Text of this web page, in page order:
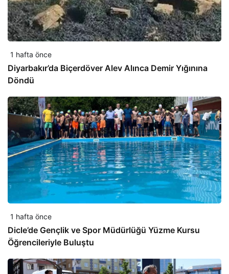
1 hafta önce
Diyarbakır’da Biçerdöver Alev Alınca Demir Yığınına
Döndü
1 hafta önce
Dicle’de Gençlik ve Spor Müdürlüğü Yüzme Kursu
Öğrencileriyle Buluştu